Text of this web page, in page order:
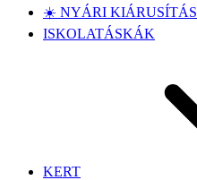
☀️ NYÁRI KIÁRUSÍTÁS
ISKOLATÁSKÁK
KERT